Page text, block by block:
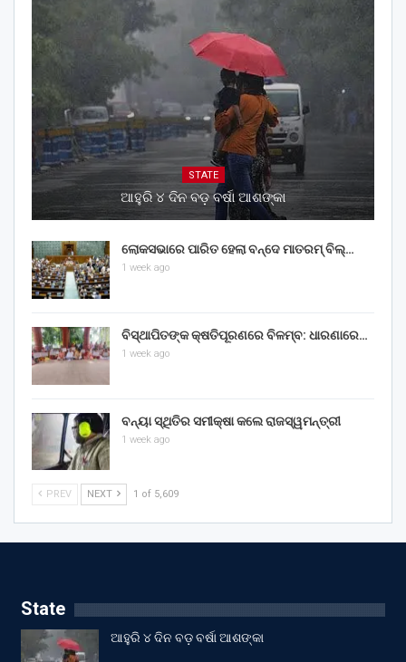
STATE
ଆହୁରି ୪ ଦିନ ବଡ଼ ବର୍ଷା ଆଶଙ୍କା
ଲୋକସଭାରେ ପାରିତ ହେଲା ବନ୍ଦେ ମାତରମ୍‌ ବିଲ୍‌…
1 week ago
ବିସ୍ଥାପିତଙ୍କ କ୍ଷତିପୂରଣରେ ବିଳମ୍ବ: ଧାରଣାରେ…
1 week ago
ବନ୍ୟା ସ୍ଥିତିର ସମୀକ୍ଷା କଲେ ରାଜସ୍ୱମନ୍ତ୍ରୀ
1 week ago
PREV NEXT 1 of 5,609
State
ଆହୁରି ୪ ଦିନ ବଡ଼ ବର୍ଷା ଆଶଙ୍କା